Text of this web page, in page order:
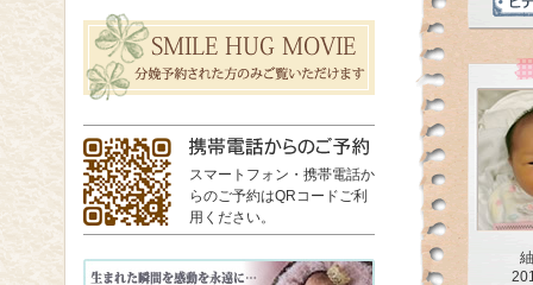
スマートフォン・携帯電話か
らのご予約はQRコードご利
用ください。